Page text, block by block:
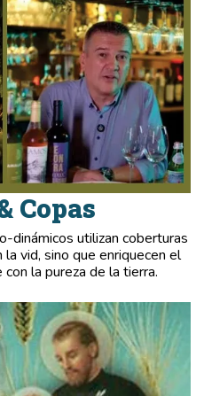
Copas
dinámicos utilizan coberturas
vid, sino que enriquecen el
la pureza de la tierra.